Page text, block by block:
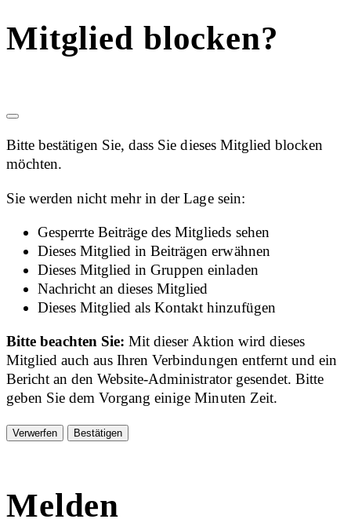
Mitglied blocken?
Bitte bestätigen Sie, dass Sie dieses Mitglied blocken
möchten.
Sie werden nicht mehr in der Lage sein:
Gesperrte Beiträge des Mitglieds sehen
Dieses Mitglied in Beiträgen erwähnen
Dieses Mitglied in Gruppen einladen
Nachricht an dieses Mitglied
Dieses Mitglied als Kontakt hinzufügen
Bitte beachten Sie:Mit dieser Aktion wird dieses
Mitglied auch aus Ihren Verbindungen entfernt und ein
Bericht an den Website-Administrator gesendet. Bitte
geben Sie dem Vorgang einige Minuten Zeit.
Bestätigen
Melden